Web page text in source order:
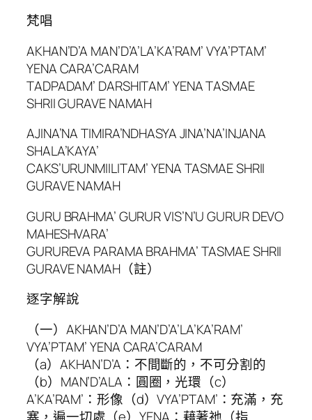
梵唱
AKHAN’D’A MAN’D’A’LA’KA’RAM’ VYA’PTAM’
YENA CARA’CARAM
TADPADAM’ DARSHITAM’ YENA TASMAE
SHRII GURAVE NAMAH
AJINA’NA TIMIRA’NDHASYA JINA’NA’INJANA
SHALA’KAYA’
CAKS’URUNMIILITAM’ YENA TASMAE SHRII
GURAVE NAMAH
GURU BRAHMA’ GURUR VIS’N’U GURUR DEVO
MAHESHVARA’
GURUREVA PARAMA BRAHMA’ TASMAE SHRII
GURAVE NAMAH（註）
逐字解說
（一）AKHAN’D’A MAN’D’A’LA’KA’RAM’
VYA’PTAM’ YENA CARA’CARAM
（a）AKHAN’D’A：不間斷的，不可分割的
（b）MAN’D’ALA：圓圈，光環（c）
A’KA’RAM’：形像（d）VYA’PTAM’：充滿，充
塞，遍一切處（e）YENA：藉著祂（指